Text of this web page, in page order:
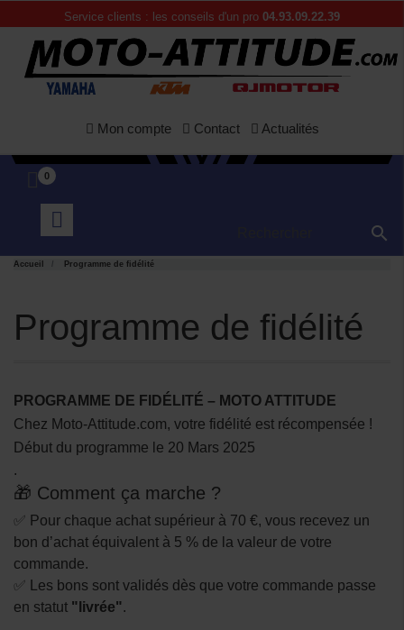
Service clients : les conseils d'un pro 04.93.09.22.39
Mon compte Contact Actualités
0

Accueil Programme de fidélité
Programme de fidélité
PROGRAMME DE FIDÉLITÉ – MOTO ATTITUDE
Chez Moto-Attitude.com, votre fidélité est récompensée !
Début du programme le 20 Mars 2025
.
🎁 Comment ça marche ?
✅ Pour chaque achat supérieur à 70 €, vous recevez un
bon d’achat équivalent à 5 % de la valeur de votre
commande.
✅ Les bons sont validés dès que votre commande passe
en statut "livrée".